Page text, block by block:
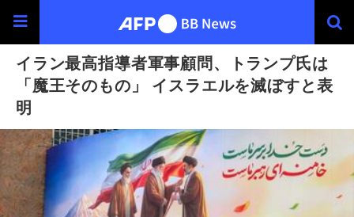
イラン最高指導者軍事顧問、トランプ氏は
「魔王そのもの」 イスラエルを滅ぼすと表
明